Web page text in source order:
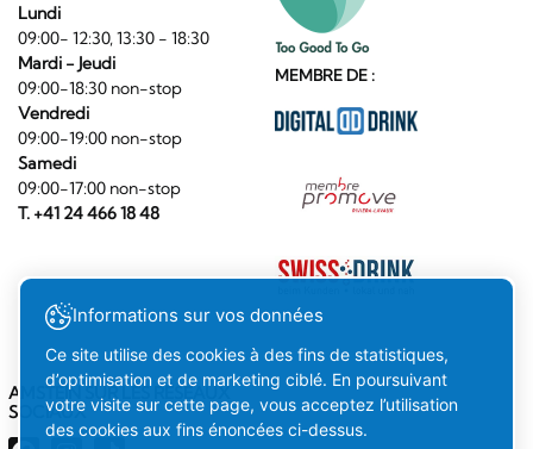
Lundi
09:00- 12:30, 13:30 - 18:30
Mardi - Jeudi
09:00-18:30 non-stop
Vendredi
09:00-19:00 non-stop
Samedi
09:00-17:00 non-stop
T. +41 24 466 18 48
MEMBRE DE :
AMSTEIN SUR LES RÉSEAUX
SOCIAUX
Informations sur vos données
Ce site utilise des cookies à des fins de statistiques,
d’optimisation et de marketing ciblé. En poursuivant
votre visite sur cette page, vous acceptez l’utilisation
des cookies aux fins énoncées ci-dessus.